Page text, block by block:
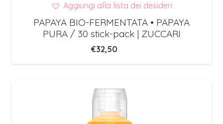
Aggiungi alla lista dei desideri
PAPAYA BIO-FERMENTATA • PAPAYA
PURA / 30 stick-pack | ZUCCARI
€32,50